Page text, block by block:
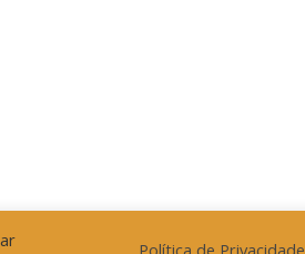
Política de Privacidade